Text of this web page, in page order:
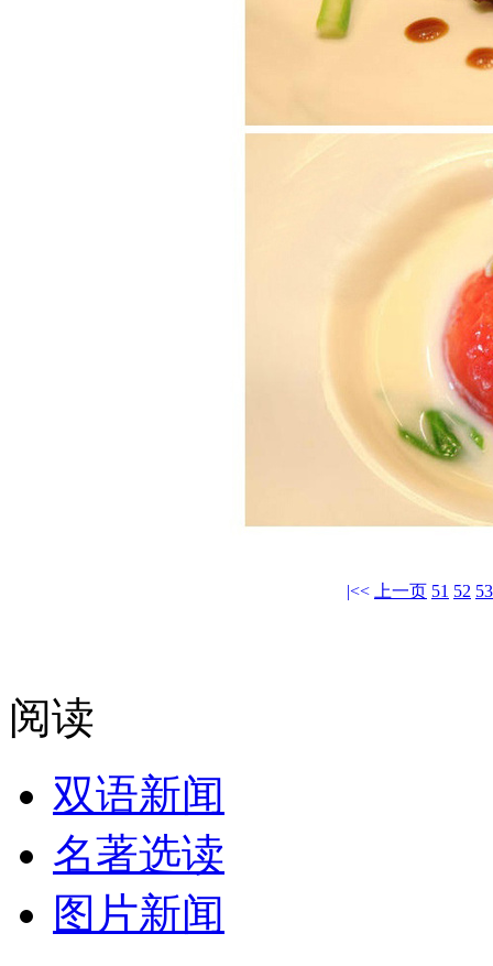
|<< 上一页 51 52 53
阅读
双语新闻
名著选读
图片新闻